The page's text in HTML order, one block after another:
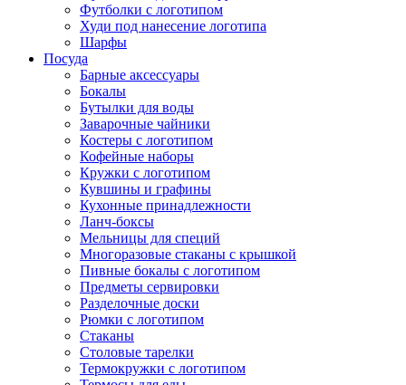
Футболки с логотипом
Худи под нанесение логотипа
Шарфы
Посуда
Барные аксессуары
Бокалы
Бутылки для воды
Заварочные чайники
Костеры с логотипом
Кофейные наборы
Кружки с логотипом
Кувшины и графины
Кухонные принадлежности
Ланч-боксы
Мельницы для специй
Многоразовые стаканы с крышкой
Пивные бокалы с логотипом
Предметы сервировки
Разделочные доски
Рюмки с логотипом
Стаканы
Столовые тарелки
Термокружки с логотипом